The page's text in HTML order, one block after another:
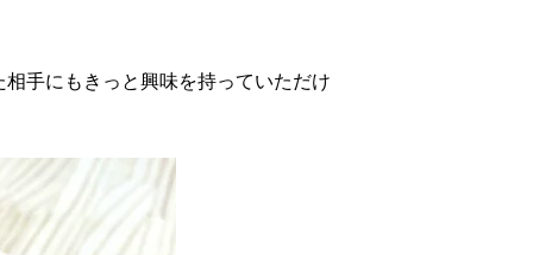
手にもきっと興味を持っていただけ